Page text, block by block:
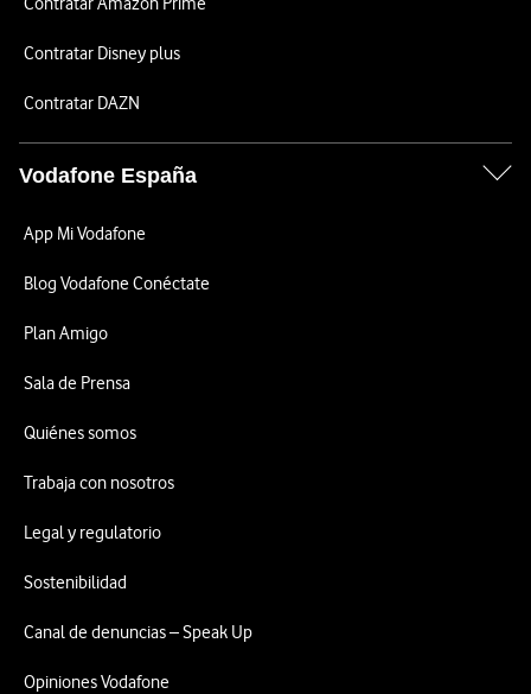
Contratar Disney plus
Contratar DAZN
Vodafone España
App Mi Vodafone
Blog Vodafone Conéctate
Plan Amigo
Sala de Prensa
Quiénes somos
Trabaja con nosotros
Legal y regulatorio
Sostenibilidad
Canal de denuncias – Speak Up
Opiniones Vodafone